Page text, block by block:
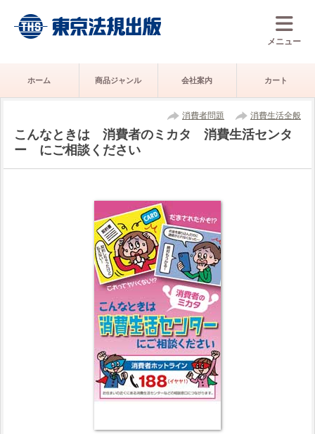
メニュー
ホーム 商品ジャンル 会社案内 カート
消費者問題 消費生活全般
こんなときは 消費者のミカタ 消費生活センタ
ー にご相談ください